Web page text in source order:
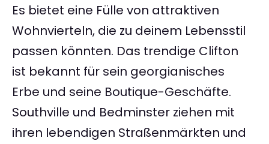
Es bietet eine Fülle von attraktiven
Wohnvierteln, die zu deinem Lebensstil
passen könnten. Das trendige Clifton
ist bekannt für sein georgianisches
Erbe und seine Boutique-Geschäfte.
Southville und Bedminster ziehen mit
ihren lebendigen Straßenmärkten und